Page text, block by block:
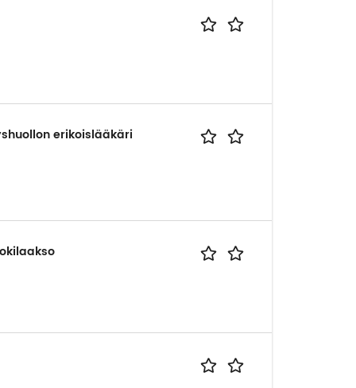
erikoislääkäri